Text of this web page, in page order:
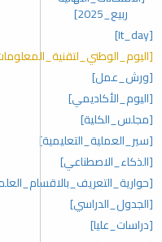
ربيع_2025]
[It_day]
[ورش_عمل]
[اليوم_الأكاديمي]
[مجلس_الكلية]
[سير_العملية_التعليمية]
[الذكاء_الاصطناعي]
[الجدول_الدراسي]
[دراسات_عليا]